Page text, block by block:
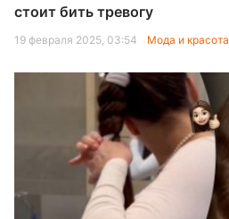
стоит бить тревогу
19 февраля 2025, 03:54 Мода и красота